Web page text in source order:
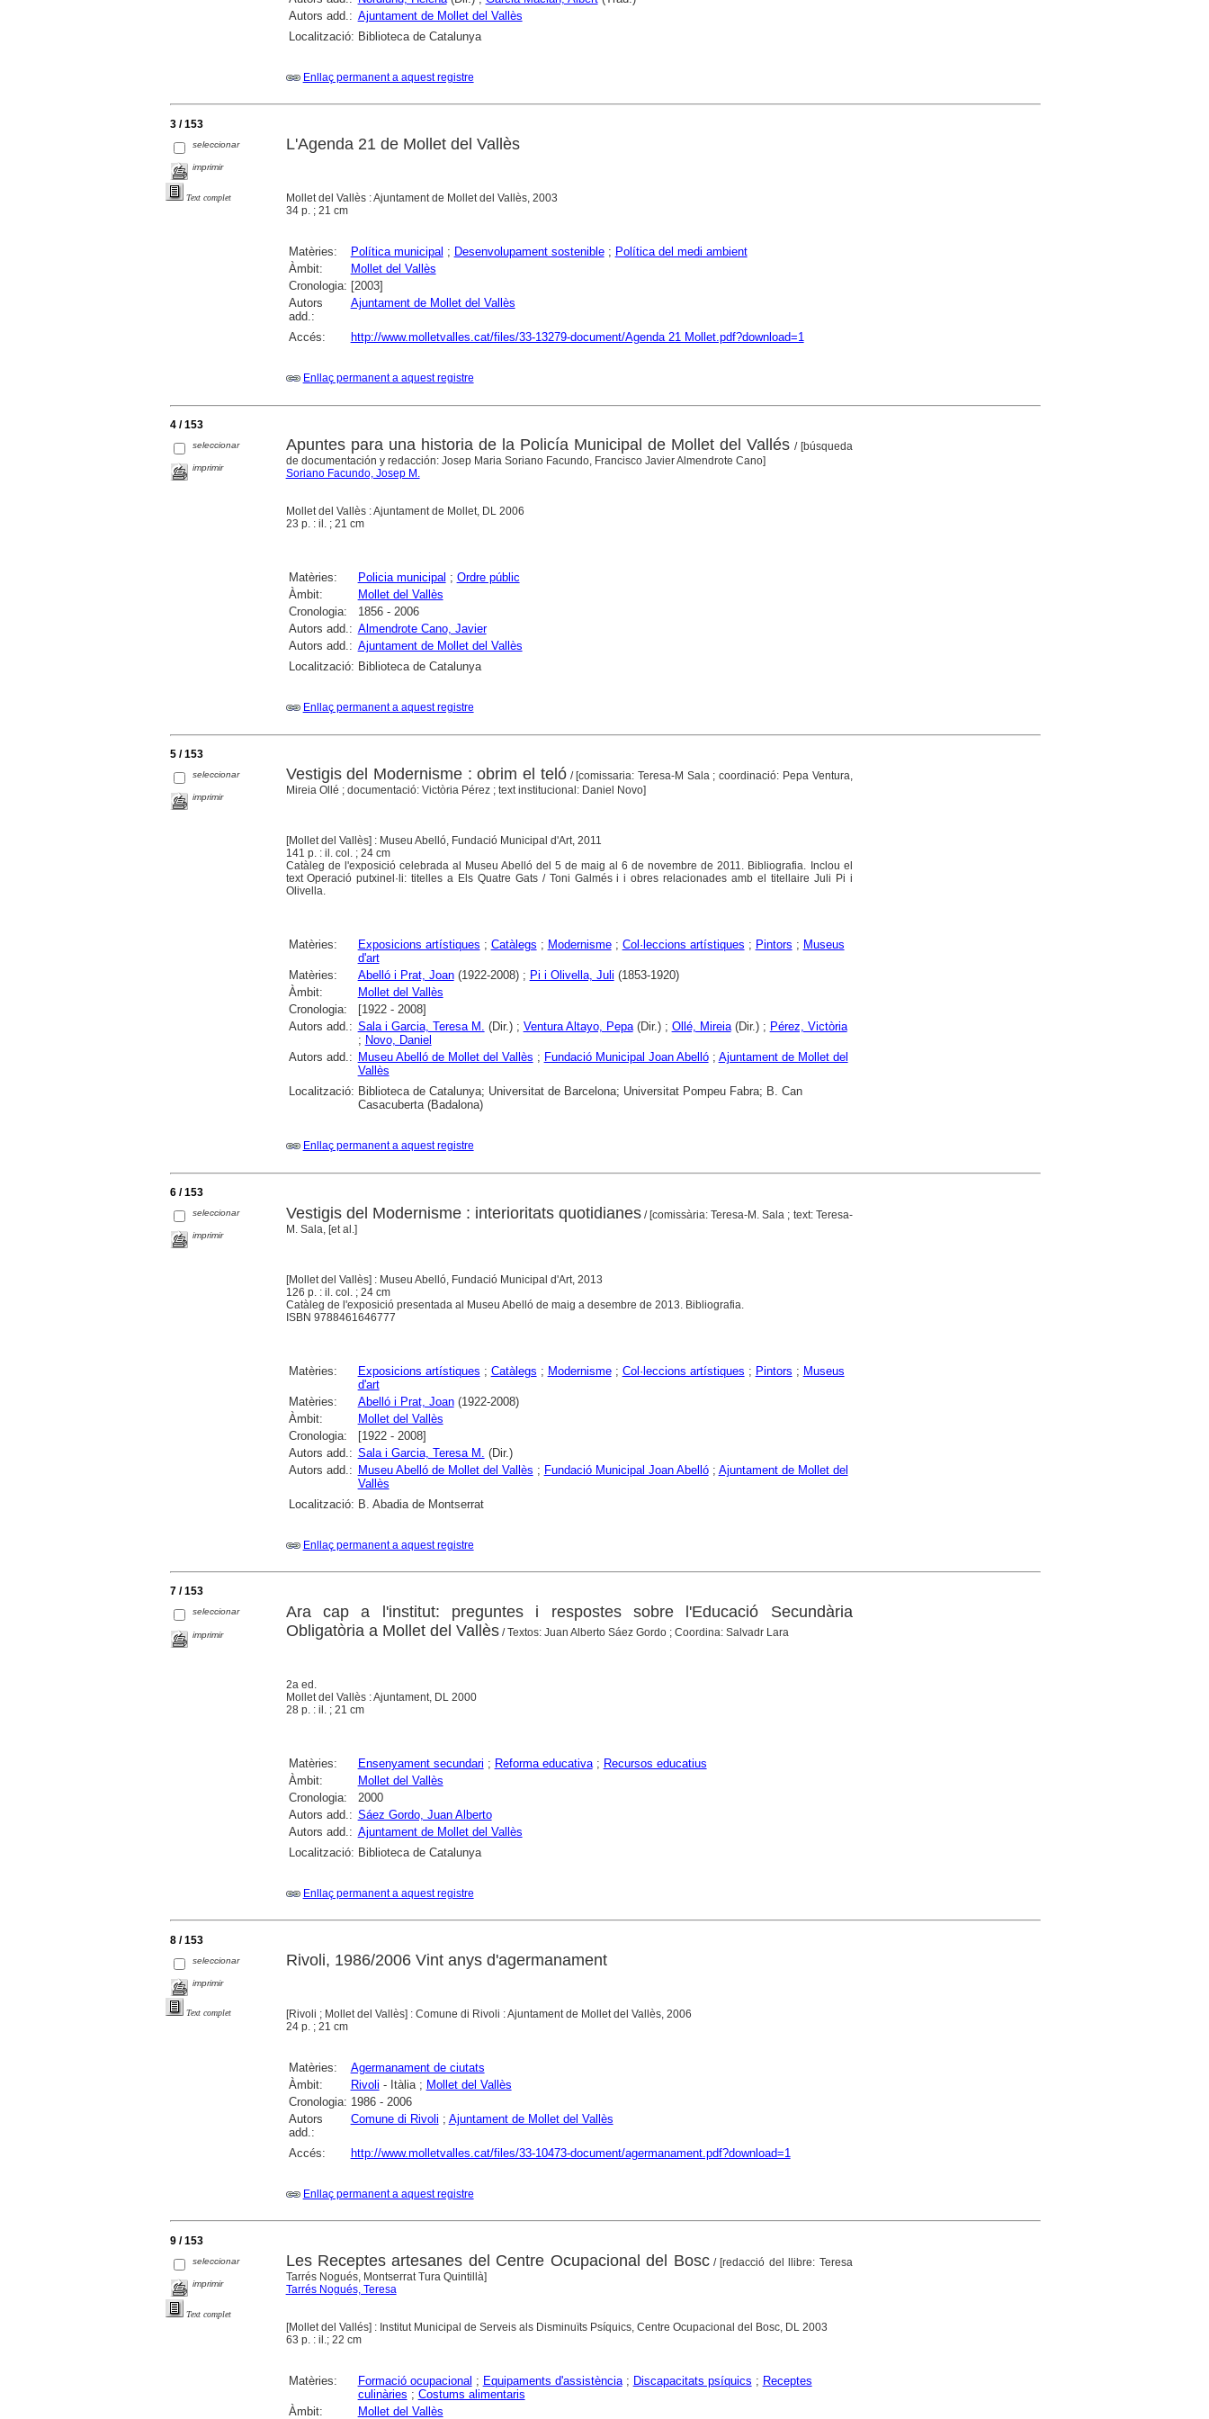
Autors add.: Ajuntament de Mollet del Vallès
Localització: Biblioteca de Catalunya
Enllaç permanent a aquest registre
3 / 153
seleccionar
imprimir
Text complet
L'Agenda 21 de Mollet del Vallès
Mollet del Vallès : Ajuntament de Mollet del Vallès, 2003
34 p. ; 21 cm
Matèries: Política municipal ; Desenvolupament sostenible; Política del medi ambient
Àmbit:
Mollet del Vallès
Cronologia: [2003]
Autors
add.:
Ajuntament de Mollet del Vallès
Accés: http://www.molletvalles.cat/files/33-13279-document/Agenda 21 Mollet.pdf?download=1
Enllaç permanent a aquest registre
4 / 153
seleccionar
imprimir
Apuntes para una historia de la Policía Municipal de Mollet del Vallés / [búsqueda
de documentación y redacción: Josep Maria Soriano Facundo, Francisco Javier Almendrote Cano]
Soriano Facundo, Josep M.
Mollet del Vallès : Ajuntament de Mollet, DL 2006
23 p. : il. ; 21 cm
Matèries: Policia municipal ; Ordre públic
Àmbit:
Mollet del Vallès
Cronologia:
1856 - 2006
Autors add.: Almendrote Cano, Javier
Autors add.: Ajuntament de Mollet del Vallès
Localització: Biblioteca de Catalunya
Enllaç permanent a aquest registre
5 / 153
seleccionar
imprimir
Vestigis del Modernisme : obrim el teló/ [comissaria: Teresa-M Sala ; coordinació: Pepa Ventura,
Mireia Ollé ; documentació: Victòria Pérez ; text institucional: Daniel Novo]
[Mollet del Vallès] : Museu Abelló, Fundació Municipal d'Art, 2011
141 p. : il. col. ; 24 cm
Catàleg de l'exposició celebrada al Museu Abelló del 5 de maig al 6 de novembre de 2011. Bibliografia. Inclou el
text Operació putxinel·li: titelles a Els Quatre Gats / Toni Galmés i i obres relacionades amb el titellaire Juli Pi i
Olivella.
Matèries: Exposicions artístiques ; Catàlegs ; Modernisme; Col·leccions artístiques ; Pintors ; Museus
d'art
Matèries:
Abelló i Prat, Joan(1922-2008) ; Pi i Olivella, Juli (1853-1920)
Àmbit:
Mollet del Vallès
Cronologia:
[1922 - 2008]
Autors add.: Sala i Garcia, Teresa M. (Dir.) ; Ventura Altayo, Pepa(Dir.) ; Ollé, Mireia(Dir.) ; Pérez, Victòria
; Novo, Daniel
Autors add.: Museu Abelló de Mollet del Vallès ; Fundació Municipal Joan Abelló; Ajuntament de Mollet del
Vallès
Localització: Biblioteca de Catalunya; Universitat de Barcelona; Universitat Pompeu Fabra; B. Can
Casacuberta (Badalona)
Enllaç permanent a aquest registre
6 / 153
seleccionar
imprimir
Vestigis del Modernisme : interioritats quotidianes / [comissària: Teresa-M. Sala ; text: Teresa-
M. Sala, [et al.]
[Mollet del Vallès] : Museu Abelló, Fundació Municipal d'Art, 2013
126 p. : il. col. ; 24 cm
Catàleg de l'exposició presentada al Museu Abelló de maig a desembre de 2013. Bibliografia.
ISBN 9788461646777
Matèries: Exposicions artístiques ; Catàlegs ; Modernisme; Col·leccions artístiques ; Pintors ; Museus
d'art
Matèries:
Abelló i Prat, Joan(1922-2008)
Àmbit:
Mollet del Vallès
Cronologia:
[1922 - 2008]
Autors add.: Sala i Garcia, Teresa M. (Dir.)
Autors add.: Museu Abelló de Mollet del Vallès ; Fundació Municipal Joan Abelló; Ajuntament de Mollet del
Vallès
Localització: B. Abadia de Montserrat
Enllaç permanent a aquest registre
7 / 153
seleccionar
imprimir
Ara cap a l'institut: preguntes i respostes sobre l'Educació Secundària
Obligatòria a Mollet del Vallès/ Textos: Juan Alberto Sáez Gordo ; Coordina: Salvadr Lara
2a ed.
Mollet del Vallès : Ajuntament, DL 2000
28 p. : il. ; 21 cm
Matèries: Ensenyament secundari ; Reforma educativa; Recursos educatius
Àmbit:
Mollet del Vallès
Cronologia:
2000
Autors add.: Sáez Gordo, Juan Alberto
Autors add.: Ajuntament de Mollet del Vallès
Localització: Biblioteca de Catalunya
Enllaç permanent a aquest registre
8 / 153
seleccionar
imprimir
Text complet
Rivoli, 1986/2006 Vint anys d'agermanament
[Rivoli ; Mollet del Vallès] : Comune di Rivoli : Ajuntament de Mollet del Vallès, 2006
24 p. ; 21 cm
Matèries:
Agermanament de ciutats
Àmbit:
Rivoli - Itàlia ; Mollet del Vallès
Cronologia: 1986 - 2006
Autors
add.:
Comune di Rivoli ; Ajuntament de Mollet del Vallès
Accés: http://www.molletvalles.cat/files/33-10473-document/agermanament.pdf?download=1
Enllaç permanent a aquest registre
9 / 153
seleccionar
imprimir
Text complet
Les Receptes artesanes del Centre Ocupacional del Bosc/ [redacció del llibre: Teresa
Tarrés Nogués, Montserrat Tura Quintillà]
Tarrés Nogués, Teresa
[Mollet del Vallés] : Institut Municipal de Serveis als Disminuïts Psíquics, Centre Ocupacional del Bosc, DL 2003
63 p. : il.; 22 cm
Matèries: Formació ocupacional ; Equipaments d'assistència; Discapacitats psíquics ; Receptes
culinàries ; Costums alimentaris
Àmbit:
Mollet del Vallès